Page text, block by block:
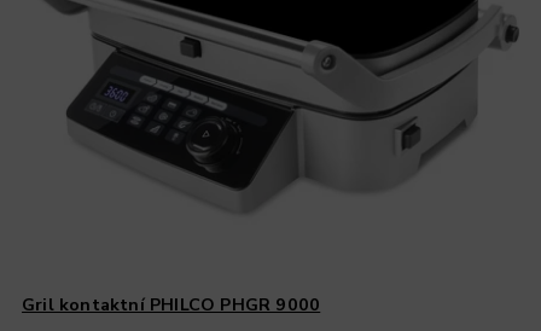
Gril kontaktní PHILCO PHGR 9000